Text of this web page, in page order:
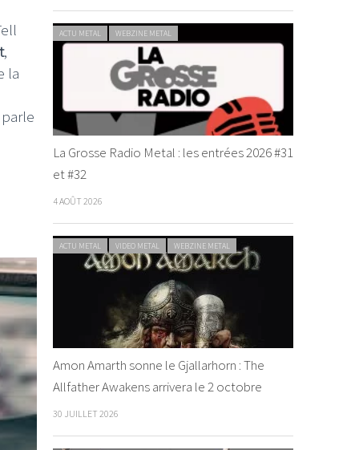
,
la
ACTU METAL WEBZINE METAL
La Grosse Radio Metal : les entrées 2026 #31
et #32
4 AOÛT 2026
ACTU METAL VIDEO METAL WEBZINE METAL
Amon Amarth sonne le Gjallarhorn : The
Allfather Awakens arrivera le 2 octobre
30 JUILLET 2026